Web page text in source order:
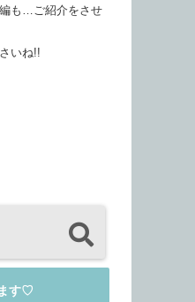
も…ご紹介をさせ
いね!!
す♡